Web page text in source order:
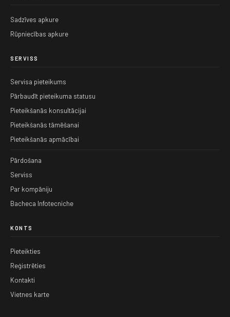
Sadzīves apkure
Rūpniecības apkure
SERVISS
Servisa pieteikums
Pārbaudīt pieteikuma statusu
Pieteikšanās konsultācijai
Pieteikšanās tāmēšanai
Pieteikšanās apmācībai
Pārdošana
Serviss
Par kompāniju
Bacheca Infotecniche
KONTS
Pieteikties
Reģistrēties
Kontakti
Vietnes karte